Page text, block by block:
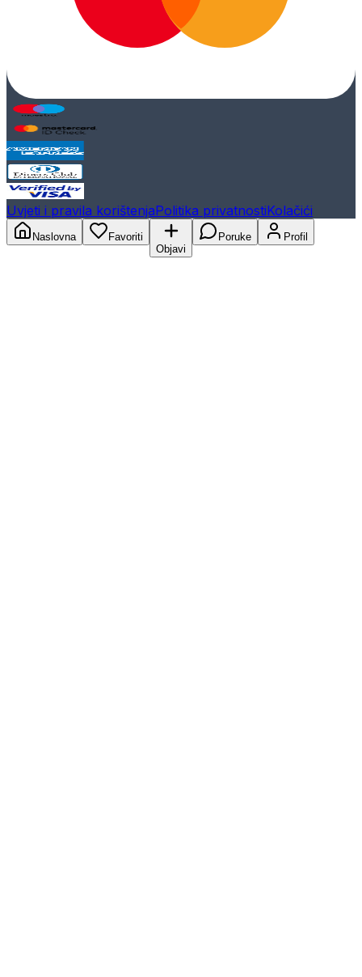
Uvjeti i pravila korištenjaPolitika privatnostiKolačići
Naslovna
Favoriti
Objavi
Poruke Profil